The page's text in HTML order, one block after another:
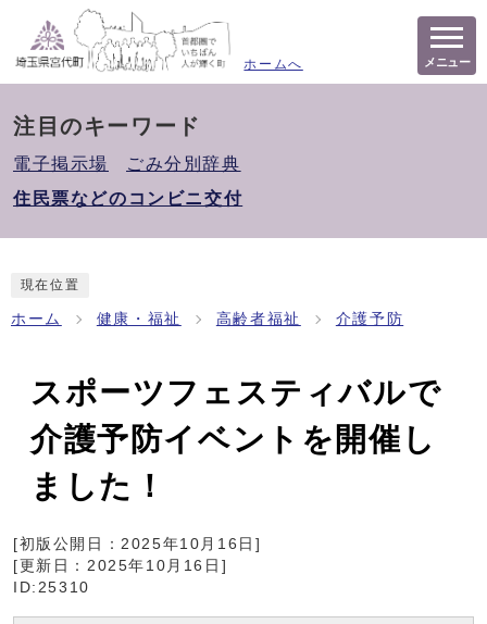
ホームへ メニュー
注目のキーワード
電子掲示場
ごみ分別辞典
住民票などのコンビニ交付
現在位置
ホーム 健康・福祉 高齢者福祉 介護予防
スポーツフェスティバルで
介護予防イベントを開催し
ました！
[初版公開日：2025年10月16日 ]
[更新日： 2025年10月16日 ]
ID:25310